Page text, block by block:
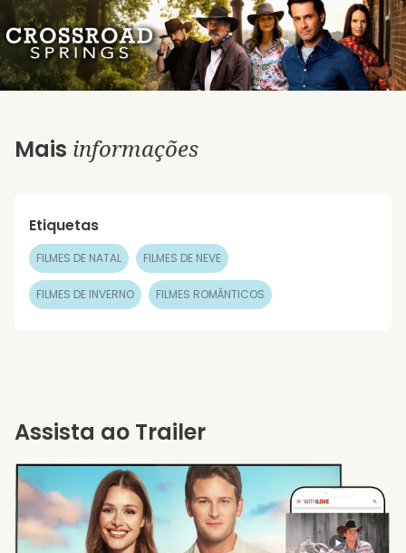
Mais informações
Etiquetas
FILMES DE NATAL FILMES DE NEVE
FILMES DE INVERNO FILMES ROMÂNTICOS
Assista ao Trailer